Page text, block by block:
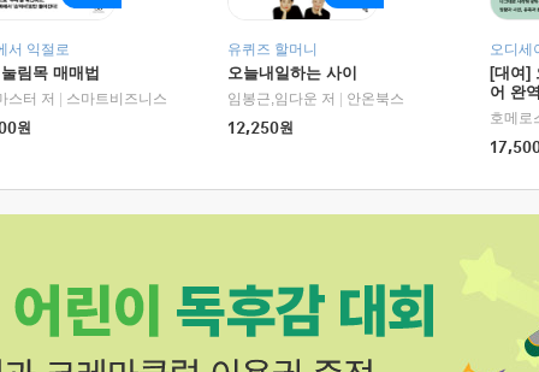
서 익절로
림목 매매법
스터 저
스마트비즈니스
원
유퀴즈 할머니
오늘내일하는 사이
임봉근,임다운 저
안온북스
12,250원
오디세
[대여]
어 완